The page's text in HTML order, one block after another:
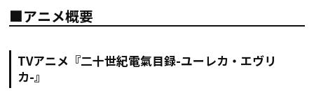
■アニメ概要
TVアニメ『二十世紀電氣目録-ユーレカ・エヴリ
カ-』